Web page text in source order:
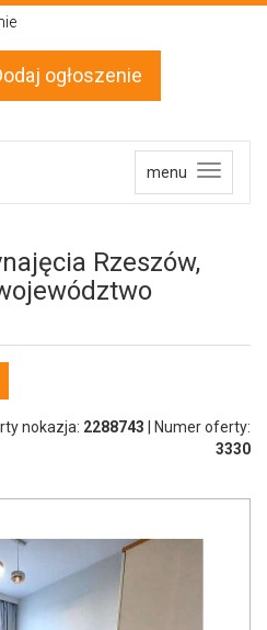
ogłoszenie
menu
Rzeszów,
nokazja: 2288743
Numer oferty:
3330